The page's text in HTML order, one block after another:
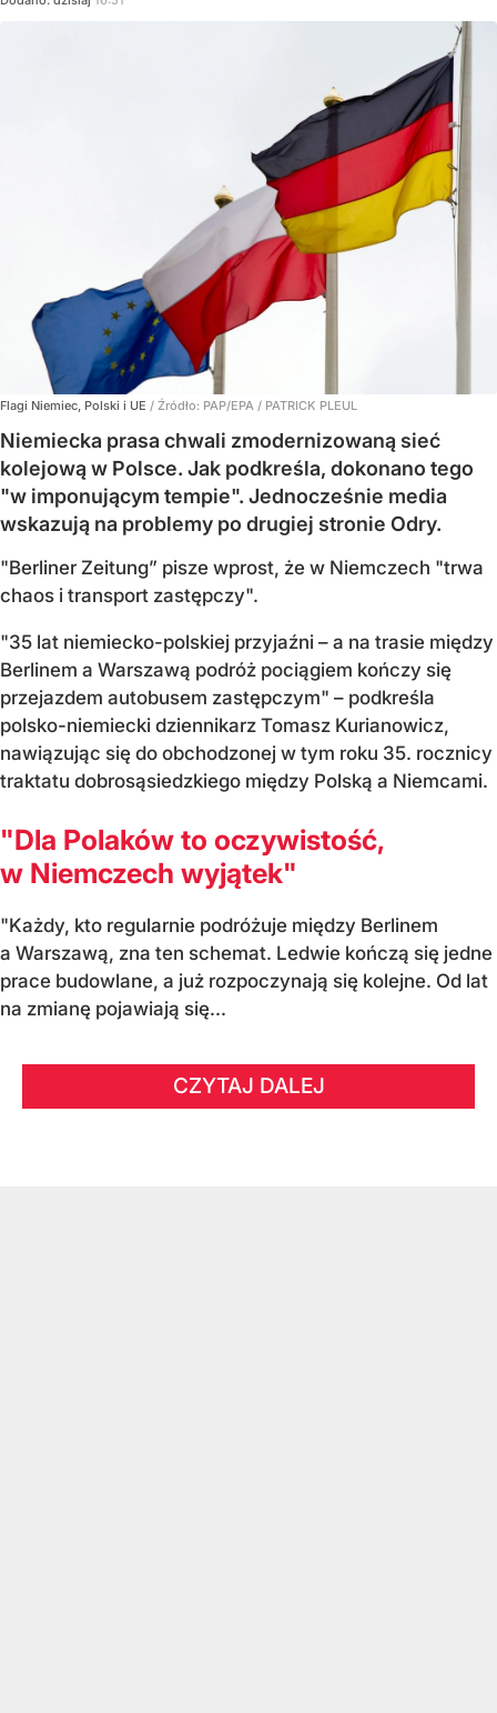
Flagi Niemiec, Polski i UE / Źródło: PAP/EPA / PATRICK PLEUL
Niemiecka prasa chwali zmodernizowaną sieć
kolejową w Polsce. Jak podkreśla, dokonano tego
"w imponującym tempie". Jednocześnie media
wskazują na problemy po drugiej stronie Odry.
"Berliner Zeitung” pisze wprost, że w Niemczech "trwa
chaos i transport zastępczy".
"35 lat niemiecko-polskiej przyjaźni – a na trasie między
Berlinem a Warszawą podróż pociągiem kończy się
przejazdem autobusem zastępczym" – podkreśla
polsko-niemiecki dziennikarz Tomasz Kurianowicz,
nawiązując się do obchodzonej w tym roku 35. rocznicy
traktatu dobrosąsiedzkiego między Polską a Niemcami.
"Dla Polaków to oczywistość,
w Niemczech wyjątek"
"Każdy, kto regularnie podróżuje między Berlinem
a Warszawą, zna ten schemat. Ledwie kończą się jedne
prace budowlane, a już rozpoczynają się kolejne. Od lat
na zmianę pojawiają się...
CZYTAJ DALEJ